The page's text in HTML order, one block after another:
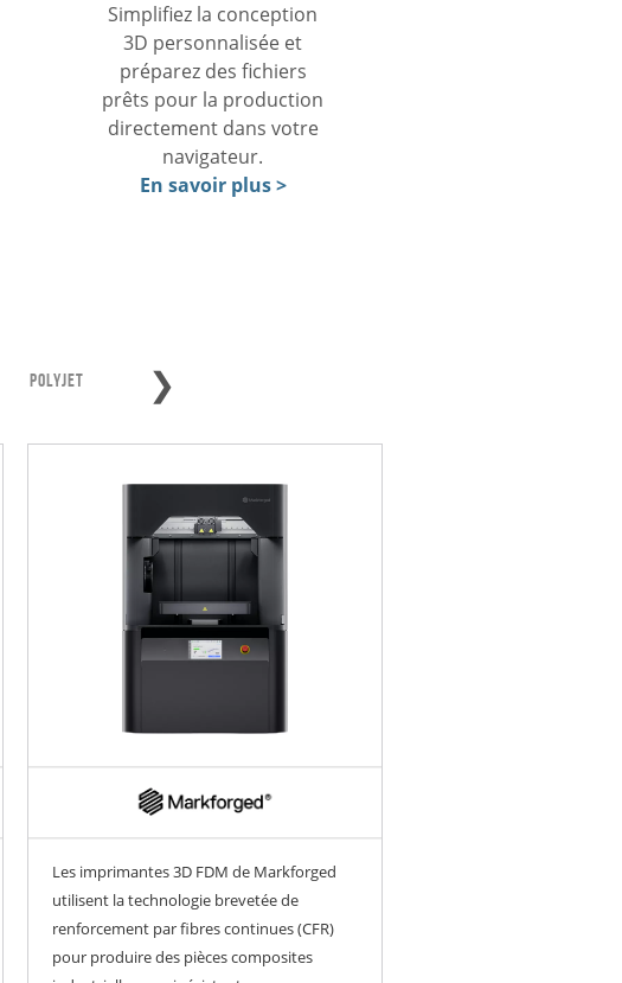
Simplifiez la conception
3D personnalisée et
préparez des fichiers
prêts pour la production
directement dans votre
navigateur.
En savoir plus >
POLYJET ❯
Les imprimantes 3D FDM de Markforged
utilisent la technologie brevetée de
renforcement par fibres continues (CFR)
pour produire des pièces composites